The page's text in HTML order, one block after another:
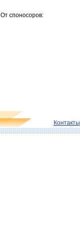
От споносоров:
Контакты